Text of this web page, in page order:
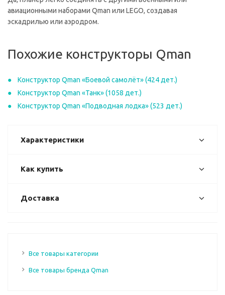
авиационными наборами Qman или LEGO, создавая
эскадрилью или аэродром.
Похожие конструкторы Qman
Конструктор Qman «Боевой самолёт» (424 дет.)
Конструктор Qman «Танк» (1058 дет.)
Конструктор Qman «Подводная лодка» (523 дет.)
Характеристики
Как купить
Доставка
Все товары категории
Все товары бренда Qman